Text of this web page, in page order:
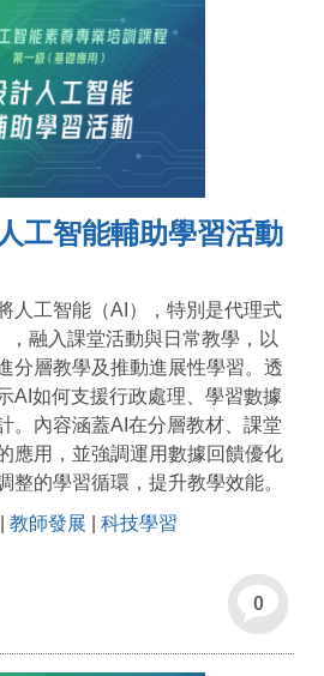
工智能輔助學習活動
人工智能（AI），特別是代理式
，融入課堂活動與日常教學，以
分層教學及推動進展性學習。透
AI如何支援行政處理、學習數據
。內容涵蓋AI在分層教材、課堂
應用，並強調運用數據回饋優化
整的學習循環，提升教學效能。
教師發展 科技學習
0